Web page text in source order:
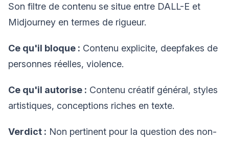
Son filtre de contenu se situe entre DALL-E et
Midjourney en termes de rigueur.
Ce qu'il bloque : Contenu explicite, deepfakes de
personnes réelles, violence.
Ce qu'il autorise : Contenu créatif général, styles
artistiques, conceptions riches en texte.
Verdict : Non pertinent pour la question des non-